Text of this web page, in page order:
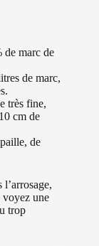
de marc de
de marc,
très fine,
cm de
de
voyez une
trop